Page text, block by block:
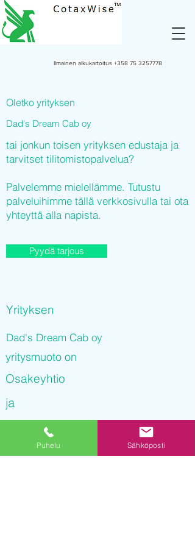
Ilmainen alkukartoitus +358 75 3257778
Oletko yrityksen
Dad's Dream Cab oy
tai jonkun toisen yrityksen edustaja ja
tarvitset tilitomistopalvelua?
Palvelemme mielellämme. Tutustu
palveluihimme tällä verkkosivulla tai ota
yhteyttä alla napista.
Pyydä tarjous
Yrityksen
Dad's Dream Cab oy
yritysmuoto on
Osakeyhtio
ja
Dad's Dream Cab oy
on rekisteröity kaupparekisteriin
Puhelu Sähköposti